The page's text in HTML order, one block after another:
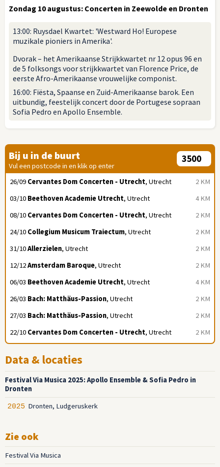
Zondag 10 augustus: Concerten in Zeewolde en Dronten
13:00: Ruysdael Kwartet: 'Westward Ho! Europese
muzikale pioniers in Amerika'.
Dvorak – het Amerikaanse Strijkkwartet nr 12 opus 96 en
de 5 folksongs voor strijkkwartet van Florence Price, de
eerste Afro-Amerikaanse vrouwelijke componist.
16:00: Fiësta, Spaanse en Zuid-Amerikaanse barok. Een
uitbundig, feestelijk concert door de Portugese sopraan
Sofia Pedro en Apollo Ensemble.
Bij u in de buurt
Vul een postcode in en klik op enter
2 KM
26/09 Cervantes Dom Concerten - Utrecht, Utrecht
4 KM
03/10 Beethoven Academie Utrecht, Utrecht
2 KM
08/10 Cervantes Dom Concerten - Utrecht, Utrecht
2 KM
24/10 Collegium Musicum Traiectum, Utrecht
2 KM
31/10Allerzielen, Utrecht
2 KM
12/12Amsterdam Baroque, Utrecht
4 KM
06/03 Beethoven Academie Utrecht, Utrecht
2 KM
26/03 Bach: Matthäus-Passion, Utrecht
2 KM
27/03 Bach: Matthäus-Passion, Utrecht
2 KM
22/10 Cervantes Dom Concerten - Utrecht, Utrecht
Data & locaties
Festival Via Musica 2025: Apollo Ensemble & Sofia Pedro in
Dronten
2025 Dronten, Ludgeruskerk
Zie ook
Festival Via Musica